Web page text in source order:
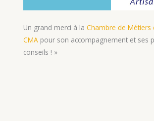
Un grand merci à laChambre de Métiers
CMA pour son accompagnement et ses
conseils ! »